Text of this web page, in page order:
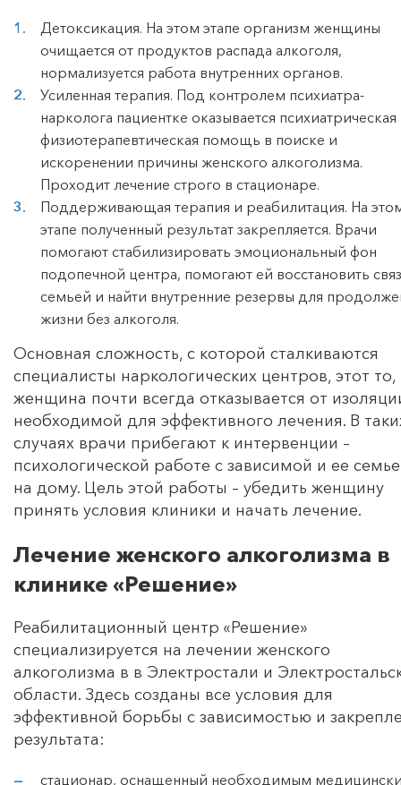
Детоксикация. На этом этапе организм женщины
очищается от продуктов распада алкоголя,
нормализуется работа внутренних органов.
Усиленная терапия. Под контролем психиатра-
нарколога пациентке оказывается психиатрическая
физиотерапевтическая помощь в поиске и
искоренении причины женского алкоголизма.
Проходит лечение строго в стационаре.
Поддерживающая терапия и реабилитация. На
этапе полученный результат закрепляется. Врачи
помогают стабилизировать эмоциональный фон
подопечной центра, помогают ей восстановить
семьей и найти внутренние резервы для
жизни без алкоголя.
Основная сложность, с которой сталкиваются
специалисты наркологических центров, этот то,
женщина почти всегда отказывается от
необходимой для эффективного лечения. В
случаях врачи прибегают к интервенции –
психологической работе с зависимой и ее
на дому. Цель этой работы – убедить женщину
принять условия клиники и начать лечение.
Лечение женского алкоголизма в
клинике «Решение»
Реабилитационный центр «Решение»
специализируется на лечении женского
алкоголизма в в Электростали и
области. Здесь созданы все условия для
эффективной борьбы с зависимостью и
результата:
стационар, оснащенный необходимым